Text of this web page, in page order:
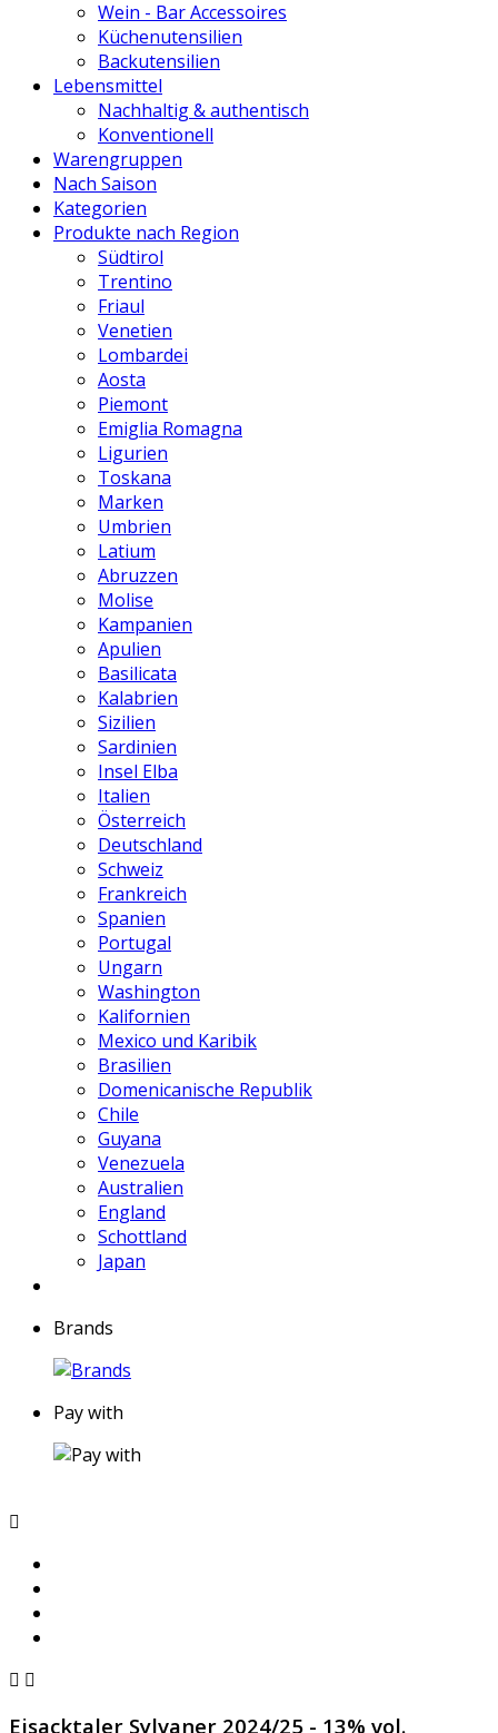
Wein - Bar Accessoires
Küchenutensilien
Backutensilien
Lebensmittel
Nachhaltig & authentisch
Konventionell
Warengruppen
Nach Saison
Kategorien
Produkte nach Region
Südtirol
Trentino
Friaul
Venetien
Lombardei
Aosta
Piemont
Emiglia Romagna
Ligurien
Toskana
Marken
Umbrien
Latium
Abruzzen
Molise
Kampanien
Apulien
Basilicata
Kalabrien
Sizilien
Sardinien
Insel Elba
Italien
Österreich
Deutschland
Schweiz
Frankreich
Spanien
Portugal
Ungarn
Washington
Kalifornien
Mexico und Karibik
Brasilien
Domenicanische Republik
Chile
Guyana
Venezuela
Australien
England
Schottland
Japan
Brands
Pay with

 
Eisacktaler Sylvaner 2024/25 - 13% vol.